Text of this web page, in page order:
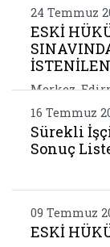
24 Temmuz
ESKİ
Merkez,
16 Temmuz
Sürekli
Sonuç
09 Temmuz
ESKİ